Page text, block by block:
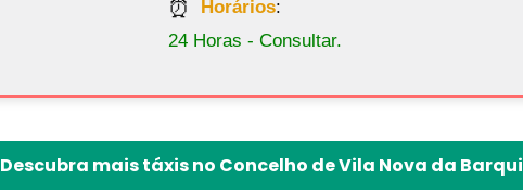
Horários:
24 Horas - Consultar.
Descubra mais táxis no Concelho de Vila Nova da